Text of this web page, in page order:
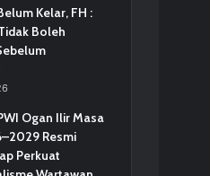
Kelar, FH :
Boleh
Ogan Ilir Masa
Resmi
Perkuat